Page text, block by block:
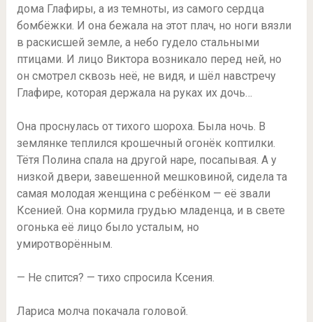
дома Глафиры, а из темноты, из самого сердца
бомбёжки. И она бежала на этот плач, но ноги вязли
в раскисшей земле, а небо гудело стальными
птицами. И лицо Виктора возникало перед ней, но
он смотрел сквозь неё, не видя, и шёл навстречу
Глафире, которая держала на руках их дочь…
Она проснулась от тихого шороха. Была ночь. В
землянке теплился крошечный огонёк коптилки.
Тётя Полина спала на другой наре, посапывая. А у
низкой двери, завешенной мешковиной, сидела та
самая молодая женщина с ребёнком — её звали
Ксенией. Она кормила грудью младенца, и в свете
огонька её лицо было усталым, но
умиротворённым.
— Не спится? — тихо спросила Ксения.
Лариса молча покачала головой.